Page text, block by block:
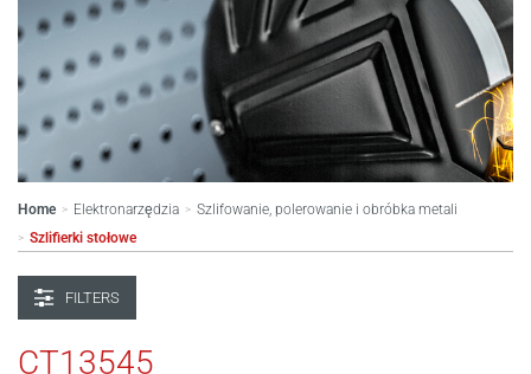
Home > Elektronarzędzia > Szlifowanie, polerowanie i obróbka metali
> Szlifierki stołowe
FILTERS
CT13545